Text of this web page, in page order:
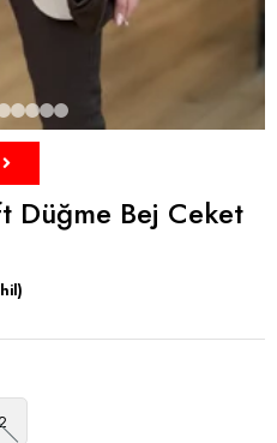
Düğme Bej Ceket